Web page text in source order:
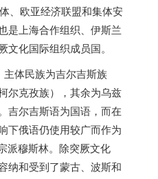
、欧亚经济联盟和集体安
是上海合作组织、伊斯兰
化国际组织成员国。
体民族为吉尔吉斯族
尔克孜族），其余为乌兹
吉尔吉斯语为国语，而在
下俄语仍使用较广而作为
派穆斯林。除突厥文化
纳和受到了蒙古、波斯和